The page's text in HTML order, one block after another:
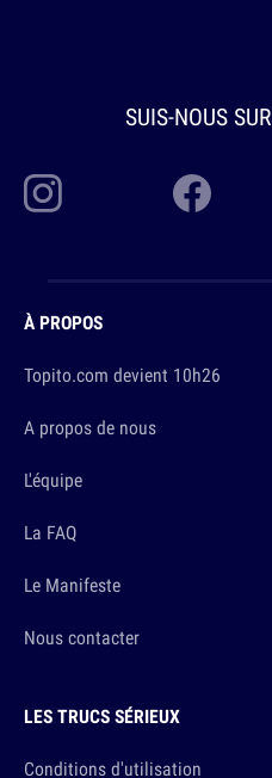
SUIS-NOUS SUR
À PROPOS
Topito.com devient 10h26
A propos de nous
L'équipe
La FAQ
Le Manifeste
Nous contacter
LES TRUCS SÉRIEUX
Conditions d'utilisation